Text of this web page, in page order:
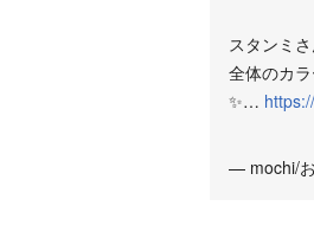
スタンミ
全体のカ
✨…
— mochi/